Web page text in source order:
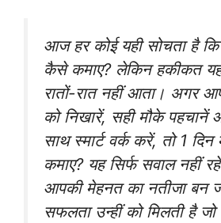
आज हर कोई यही सोचता है
कैसे कमाए? लेकिन हकीकत
रातों-रात नहीं आता। अगर
को निखारें, सही मौके
साथ स्मार्ट वर्क करें, तो 1
कमाए? यह सिर्फ सवाल नहीं
आपकी मेहनत का नतीजा बन
सफलता उन्हीं को मिलती है